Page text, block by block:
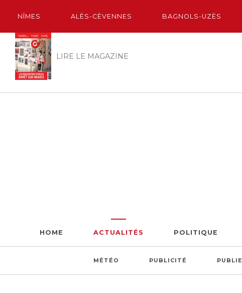
NÎMES ALÈS-CÈVENNES BAGNOLS-UZÈS
LIRE LE MAGAZINE
HOME ACTUALITÉS POLITIQUE
MÉTÉO PUBLICITÉ